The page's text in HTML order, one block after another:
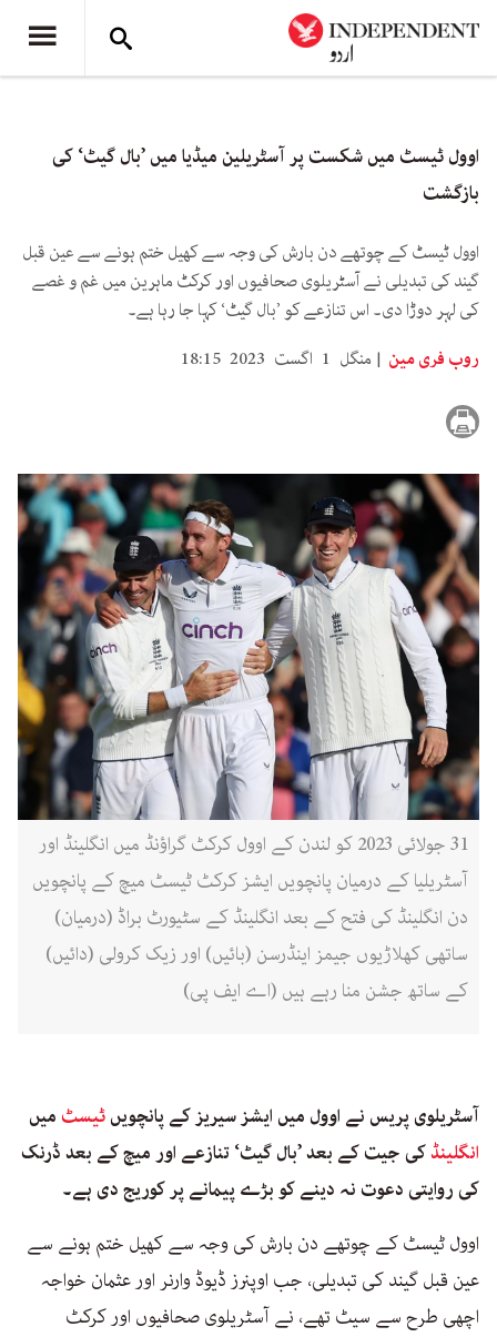
اوول ٹیسٹ میں شکست پر آسٹریلین میڈیا میں ’بال گیٹ‘ کی
بازگشت
اوول ٹیسٹ کے چوتھے دن بارش کی وجہ سے کھیل ختم ہونے سے عین قبل
گیند کی تبدیلی نے آسٹریلوی صحافیوں اور کرکٹ ماہرین میں غم و غصے
کی لہر دوڑا دی۔ اس تنازعے کو ’بال گیٹ‘ کہا جا رہا ہے۔
روب فری مین
منگل 1 اگست 2023 18:15
31 جولائی 2023 کو لندن کے اوول کرکٹ گراؤنڈ میں انگلینڈ اور
آسٹریلیا کے درمیان پانچویں ایشز کرکٹ ٹیسٹ میچ کے پانچویں
دن انگلینڈ کی فتح کے بعد انگلینڈ کے سٹیورٹ براڈ (درمیان)
ساتھی کھلاڑیوں جیمز اینڈرسن (بائیں) اور زیک کرولی (دائیں)
کے ساتھ جشن منا رہے ہیں (اے ایف پی)
آسٹریلوی پریس نے اوول میں ایشز سیریز کے پانچویںٹیسٹمیں
انگلینڈکی جیت کے بعد ’بال گیٹ‘ تنازعے اور میچ کے بعد ڈرنک
کی روایتی دعوت نہ دینے کو بڑے پیمانے پر کوریج دی ہے۔
اوول ٹیسٹ کے چوتھے دن بارش کی وجہ سے کھیل ختم ہونے سے
عین قبل گیند کی تبدیلی، جب اوپنرز ڈیوڈ وارنر اور عثمان خواجہ
اچھی طرح سے سیٹ تھے، نے آسٹریلوی صحافیوں اور کرکٹ